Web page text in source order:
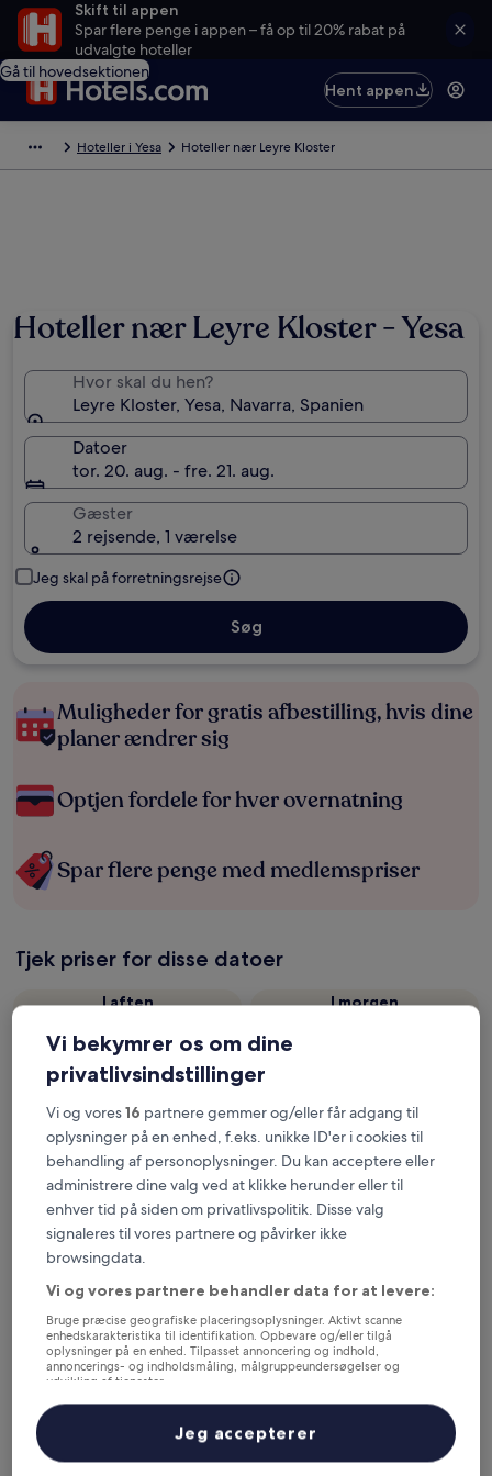
Skift til appen
Spar flere penge i appen – få op til 20% rabat på
udvalgte hoteller
Gå til hovedsektionen
Hent appen
Hoteller i Yesa Hoteller nær Leyre Kloster
Hoteller nær Leyre Kloster - Yesa
Hvor skal du hen?
Leyre Kloster, Yesa, Navarra, Spanien
Datoer
tor. 20. aug. - fre. 21. aug.
Gæster
2 rejsende, 1 værelse
Jeg skal på forretningsrejse
Søg
Muligheder for gratis afbestilling, hvis dine
planer ændrer sig
Optjen fordele for hver overnatning
Spar flere penge med medlemspriser
Tjek priser for disse datoer
I aften
I morgen
Denne weekend
7. aug. - 9. aug.
De 5 mest populære hoteller
nær Leyre Kloster – et overblik
Parador Sos Del Rey Catolico— 4-stjernet hotel i 15,6 km fra
Leyre Kloster. Gæstebedømmelse: 9,2/10 – Fremragende.
Hostal las Coronas— 3-stjernet hotel i 15,9 km fra Leyre Kloster.
Gæstebedømmelse: 8,6/10 – Fantastisk.
Anbefalet
Pris (lav til høj)
Her kan du overnatte nær Leyre
Kloster
Parador Sos Del Rey Catolico
Vi bekymrer os om dine
privatlivsindstillinger
Vi og vores16 partnere gemmer og/eller får adgang til
oplysninger på en enhed, f.eks. unikke ID'er i cookies til
behandling af personoplysninger. Du kan acceptere eller
administrere dine valg ved at klikke herunder eller til
enhver tid på siden om privatlivspolitik. Disse valg
signaleres til vores partnere og påvirker ikke
browsingdata.
Vi og vores partnere behandler data for at levere:
Bruge præcise geografiske placeringsoplysninger. Aktivt scanne
enhedskarakteristika til identifikation. Opbevare og/eller tilgå
oplysninger på en enhed. Tilpasset annoncering og indhold,
annoncerings- og indholdsmåling, målgruppeundersøgelser og
udvikling af tjenester.
Liste over partnere (leverandører)
Jeg accepterer